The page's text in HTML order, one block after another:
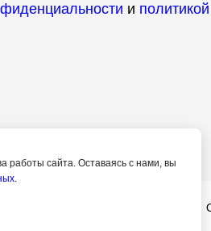
и
работы сайта. Оставаясь с нами, вы